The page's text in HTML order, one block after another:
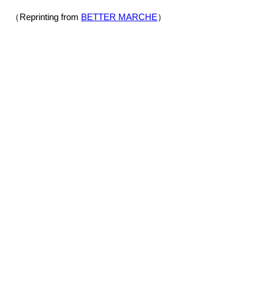
（Reprinting from BETTER MARCHE）